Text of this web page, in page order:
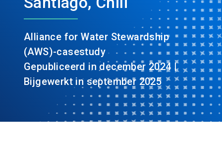
Alliance for Water Stewardship
(AWS)-casestudy
Gepubliceerd in december 2024 |
Bijgewerkt in september 2025